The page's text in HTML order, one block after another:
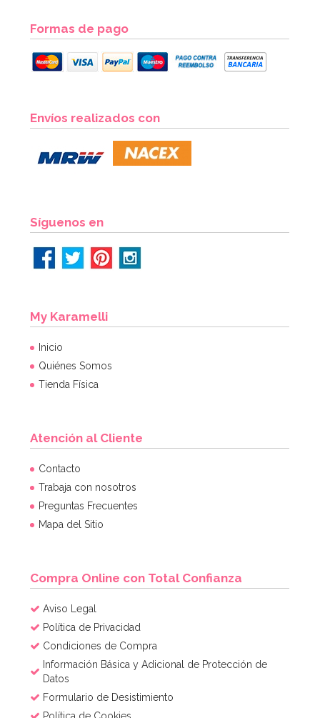
Formas de pago
Envíos realizados con
Síguenos en
My Karamelli
Inicio
Quiénes Somos
Tienda Física
Atención al Cliente
Contacto
Trabaja con nosotros
Preguntas Frecuentes
Mapa del Sitio
Compra Online con Total Confianza
Aviso Legal
Política de Privacidad
Condiciones de Compra
Información Básica y Adicional de Protección de
Datos
Formulario de Desistimiento